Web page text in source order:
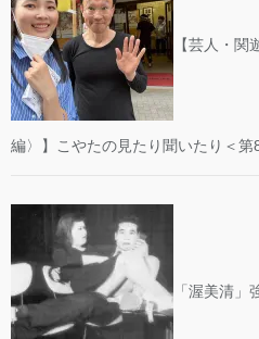
【芸人・
編〉】こやたの見たり聞いたり＜
「渥美清